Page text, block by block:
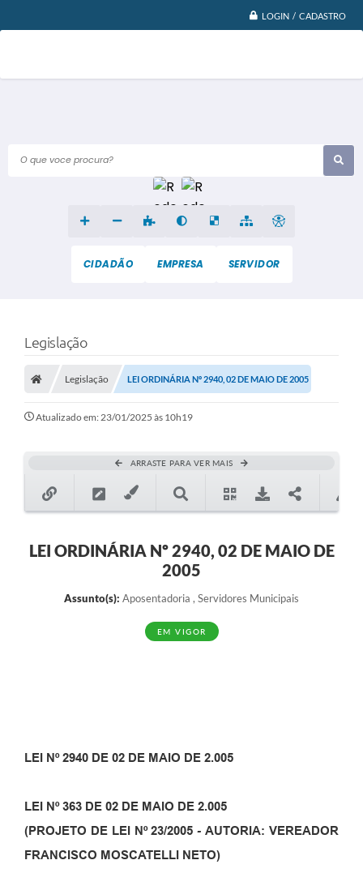
LOGIN / CADASTRO
O que voce procura?
CIDADÃO EMPRESA SERVIDOR
Legislação
Legislação LEI ORDINÁRIA Nº 2940, 02 DE MAIO DE 2005
Atualizado em: 23/01/2025 às 10h19
ARRASTE PARA VER MAIS
LEI ORDINÁRIA Nº 2940, 02 DE MAIO DE
2005
Assunto(s): Aposentadoria , Servidores Municipais
EM VIGOR
LEI Nº 2940 DE 02 DE MAIO DE 2.005
LEI Nº 363 DE 02 DE MAIO DE 2.005
(PROJETO DE LEI Nº 23/2005 -AUTORIA: VEREADOR
FRANCISCO MOSCATELLI NETO)